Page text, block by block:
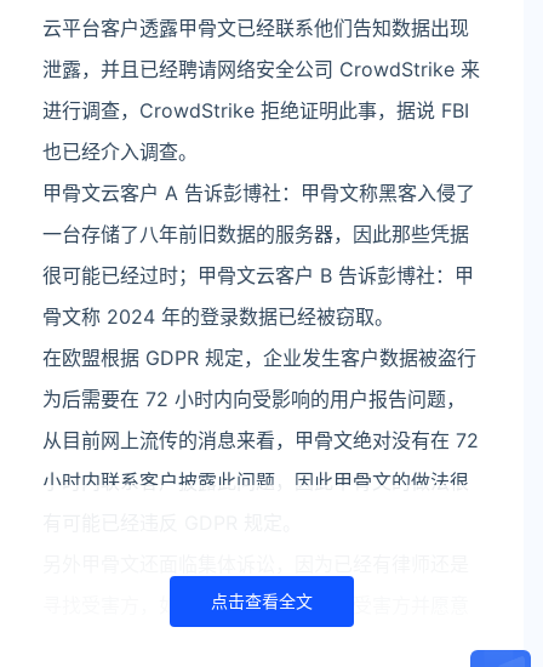
云平台客户透露甲骨文已经联系他们告知数据出现
泄露，并且已经聘请网络安全公司 CrowdStrike 来
进行调查，CrowdStrike 拒绝证明此事，据说 FBI
也已经介入调查。
甲骨文云客户 A 告诉彭博社：甲骨文称黑客入侵了
一台存储了八年前旧数据的服务器，因此那些凭据
很可能已经过时；甲骨文云客户 B 告诉彭博社：甲
骨文称 2024 年的登录数据已经被窃取。
在欧盟根据 GDPR 规定，企业发生客户数据被盗行
为后需要在 72 小时内向受影响的用户报告问题，
从目前网上流传的消息来看，甲骨文绝对没有在 72
小时内联系客户披露此问题，因此甲骨文的做法很
寻找受害方，如果最终律师找到多个受害方并愿意
点击查看全文